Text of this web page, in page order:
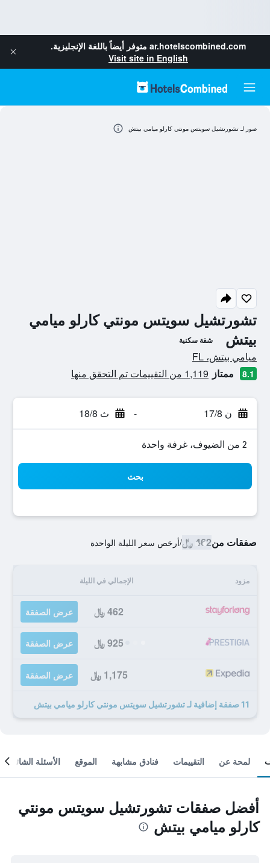
ar.hotelscombined.com متوفر أيضاً باللغة الإنجليزية.
Visit site in English
تشورتشيل سويتس مونتي كارلو ميامي
بيتش
شقة سكنية
تقييم فئة 0
ميامي بيتش، FL
8.1 ممتاز 1,119 من التقييمات تم التحقق منها
ن 17/8 - ث 18/8
2 من الضيوف، غرفة واحدة
بحث
صفقات من462 ﷼ /أرخص سعر الليلة الواحدة
مزود الإجمالي في الليلة
462 ﷼ عرض الصفقة
925 ﷼ عرض الصفقة
1,175 ﷼ عرض الصفقة
11 صفقة إضافية لـ تشورتشيل سويتس مونتي كارلو ميامي بيتش
صور لـ تشورتشيل سويتس مونتي كارلو ميامي بيتش
لمحة عن التقييمات فنادق مشابهة الموقع الأسئلة الشائعة
أفضل صفقات تشورتشيل سويتس مونتي
كارلو ميامي بيتش